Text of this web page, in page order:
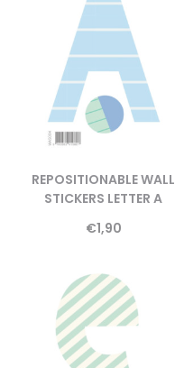
REPOSITIONABLE WALL
STICKERS LETTER A
€1,90